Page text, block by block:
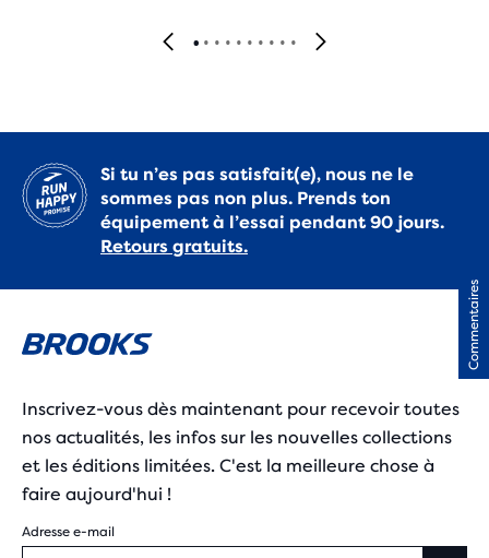
Si tu n’es pas satisfait(e), nous ne le
sommes pas non plus. Prends ton
équipement à l’essai pendant 90 jours.
Retours gratuits.
Inscrivez-vous dès maintenant pour recevoir toutes
nos actualités, les infos sur les nouvelles collections
et les éditions limitées. C'est la meilleure chose à
faire aujourd'hui !
Adresse e-mail
Commentaires